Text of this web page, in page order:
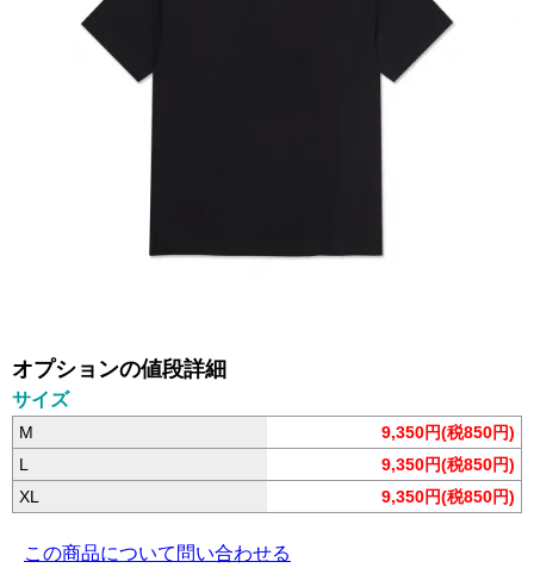
オプションの値段詳細
サイズ
M
9,350円(税850円)
L
9,350円(税850円)
XL
9,350円(税850円)
この商品について問い合わせる